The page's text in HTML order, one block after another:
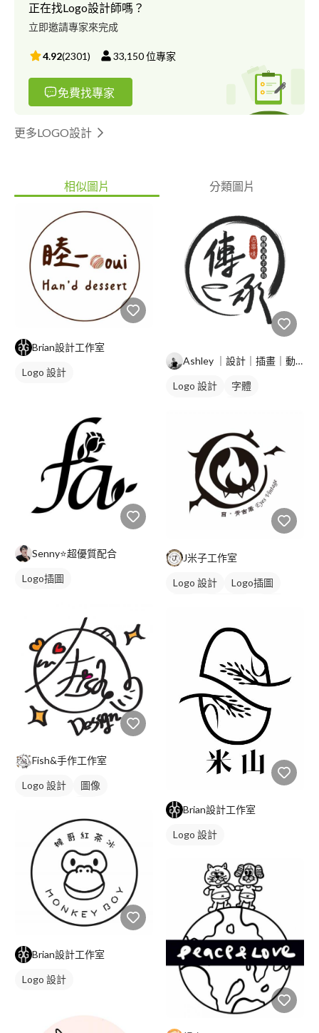
正在找Logo設計師嗎？
立即邀請專家來完成
4.92(2301) 33,150位專家
免費找專家
更多LOGO設計
相似圖片 分類圖片
Brian設計工作室
Logo 設計
Senny⭐超優質配合
Logo插圖
Fish&手作工作室
Logo 設計
圖像
Brian設計工作室
Logo 設計
Ashley ｜設計｜插畫｜動畫｜
Logo 設計
字體
J米子工作室
Logo 設計
Logo插圖
Brian設計工作室
Logo 設計